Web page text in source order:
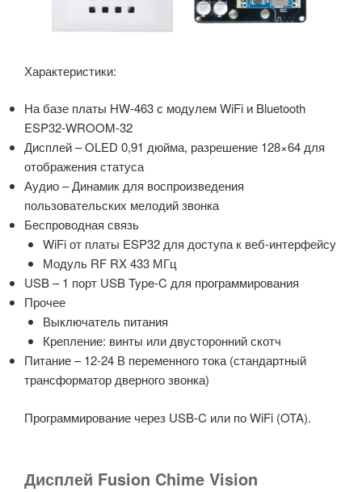
Характеристики:
На базе платы HW-463 с модулем WiFi и Bluetooth
ESP32-WROOM-32
Дисплей – OLED 0,91 дюйма, разрешение 128×64 для
отображения статуса
Аудио – Динамик для воспроизведения
пользовательских мелодий звонка
Беспроводная связь
WiFi от платы ESP32 для доступа к веб-интерфейсу
Модуль RF RX 433 МГц
USB – 1 порт USB Type-C для программирования
Прочее
Выключатель питания
Крепление: винты или двусторонний скотч
Питание – 12-24 В переменного тока (стандартный
трансформатор дверного звонка)
Программирование через USB-C или по WiFi (OTA).
Дисплей Fusion Chime Vision